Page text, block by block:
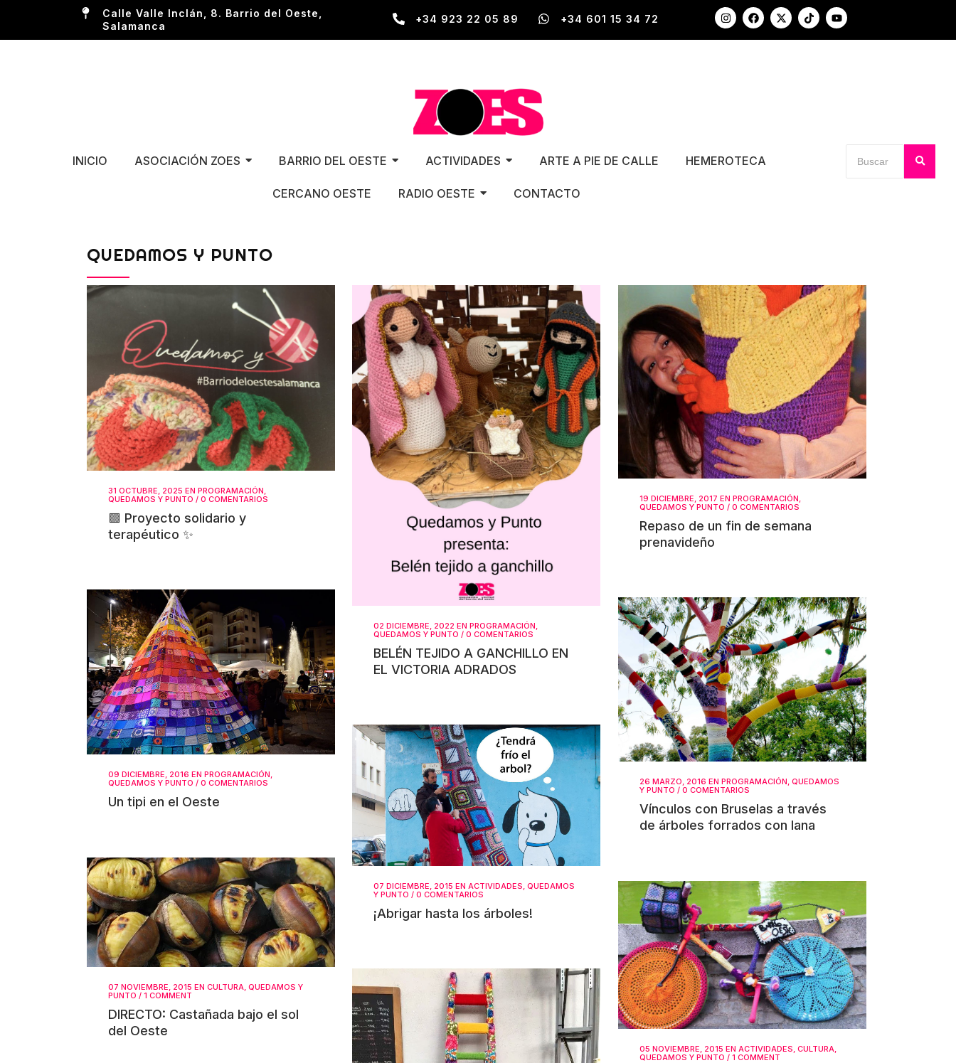
Calle Valle Inclán, 8. Barrio del Oeste,
Salamanca
+34 923 22 05 89 +34 601 15 34 72
INICIO ASOCIACIÓN ZOES BARRIO DEL OESTE ACTIVIDADES ARTE A PIE DE CALLE HEMEROTECA
CERCANO OESTE RADIO OESTE CONTACTO
QUEDAMOS Y PUNTO
31 OCTUBRE, 2025 EN PROGRAMACIÓN,
QUEDAMOS Y PUNTO / 0 COMENTARIOS
🟪 Proyecto solidario y
terapéutico ✨
02 DICIEMBRE, 2022 EN PROGRAMACIÓN,
QUEDAMOS Y PUNTO / 0 COMENTARIOS
BELÉN TEJIDO A GANCHILLO EN
EL VICTORIA ADRADOS
19 DICIEMBRE, 2017 EN PROGRAMACIÓN,
QUEDAMOS Y PUNTO / 0 COMENTARIOS
Repaso de un fin de semana
prenavideño
09 DICIEMBRE, 2016 EN PROGRAMACIÓN,
QUEDAMOS Y PUNTO / 0 COMENTARIOS
Un tipi en el Oeste
26 MARZO, 2016 EN PROGRAMACIÓN, QUEDAMOS
Y PUNTO / 0 COMENTARIOS
Vínculos con Bruselas a través
de árboles forrados con lana
07 DICIEMBRE, 2015 EN ACTIVIDADES, QUEDAMOS
Y PUNTO / 0 COMENTARIOS
¡Abrigar hasta los árboles!
07 NOVIEMBRE, 2015 EN CULTURA, QUEDAMOS Y
PUNTO / 1 COMMENT
DIRECTO: Castañada bajo el sol
del Oeste
05 NOVIEMBRE, 2015 EN ACTIVIDADES CULTURA
QUEDAMOS Y PUNTO / 1 COMMENT